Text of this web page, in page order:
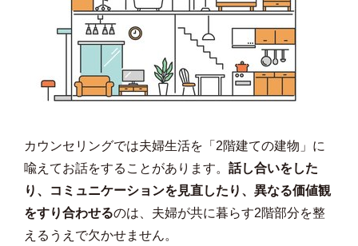
カウンセリングでは夫婦生活を「2階建ての建物」に
喩えてお話をすることがあります。 話し合いをした
り、コミュニケーションを見直したり、異なる価値観
をすり合わせるのは、夫婦が共に暮らす2階部分を整
えるうえで欠かせません。